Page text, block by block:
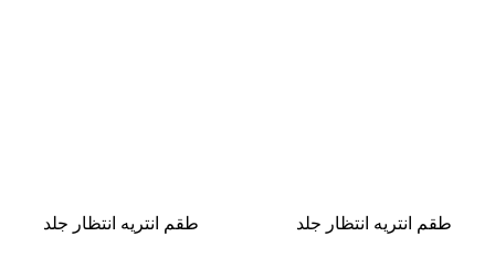
طقم انتريه انتظار جلد طقم انتريه انتظار جلد